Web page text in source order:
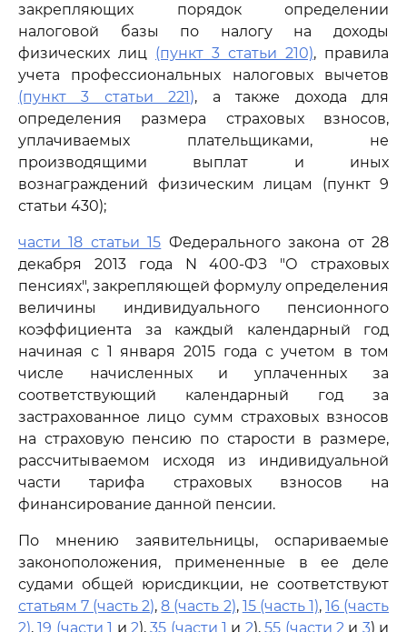
закрепляющих порядок определении
налоговой базы по налогу на доходы
физических лиц (пункт 3 статьи 210), правила
учета профессиональных налоговых вычетов
(пункт 3 статьи 221), а также дохода для
определения размера страховых взносов,
уплачиваемых плательщиками, не
производящими выплат и иных
вознаграждений физическим лицам (пункт 9
статьи 430);
части 18 статьи 15 Федерального закона от 28
декабря 2013 года N 400-ФЗ "О страховых
пенсиях", закрепляющей формулу определения
величины индивидуального пенсионного
коэффициента за каждый календарный год
начиная с 1 января 2015 года с учетом в том
числе начисленных и уплаченных за
соответствующий календарный год за
застрахованное лицо сумм страховых взносов
на страховую пенсию по старости в размере,
рассчитываемом исходя из индивидуальной
части тарифа страховых взносов на
финансирование данной пенсии.
По мнению заявительницы, оспариваемые
законоположения, примененные в ее деле
судами общей юрисдикции, не соответствуют
статьям 7 (часть 2),8 (часть 2), 15 (часть 1), 16 (часть
2),19 (части 1 и 2),35 (части 1 и 2),55 (части 2 и 3) и